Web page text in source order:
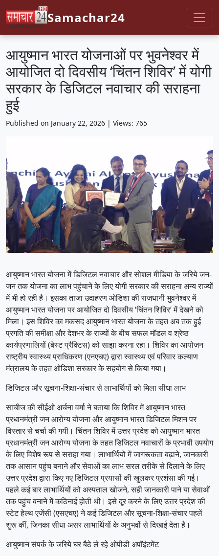
Samachar24
आयुष्मान भारत योजनाओं पर भुवनेश्वर में
आयोजित दो दिवसीय ‘चिंतन शिविर’ में योगी
सरकार के डिजिटल नवाचार की सराहना
हुई
Published on January 22, 2026 | Views: 765
आयुष्मान भारत योजना में डिजिटल नवाचार और सोशल मीडिया के जरिये जन-
जन तक योजना का लाभ पहुंचाने के लिए योगी सरकार की सराहना अन्य राज्यों
में भी हो रही है। इसका ताजा उदाहरण ओडिशा की राजधानी भुवनेश्वर में
आयुष्मान भारत योजना पर आयोजित दो दिवसीय ‘चिंतन शिविर’ में देखने को
मिला। इस शिविर का मकसद आयुष्मान भारत योजना के तहत अब तक हुई
प्रगति की समीक्षा और देशभर के राज्यों के बीच सफल मॉडल व श्रेष्ठ
कार्यप्रणालियों (बेस्ट प्रैक्टिस) को साझा करना रहा। शिविर का आयोजन
राष्ट्रीय स्वास्थ्य प्राधिकरण (एनएचए) द्वारा स्वास्थ्य एवं परिवार कल्याण
मंत्रालय के तहत ओडिशा सरकार के सहयोग से किया गया।
डिजिटल और सूचना-शिक्षा-संचार से लाभार्थियों को मिला सीधा लाभ
साचीज की सीईओ अर्चना वर्मा ने बताया कि शिविर में आयुष्मान भारत
प्रधानमंत्री जन आरोग्य योजना और आयुष्मान भारत डिजिटल मिशन पर
विस्तार से चर्चा की गयी। चिंतन शिविर में उत्तर प्रदेश को आयुष्मान भारत
प्रधानमंत्री जन आरोग्य योजना के तहत डिजिटल नवाचारों के प्रभावी उपयोग
के लिए विशेष रूप से सराहा गया। लाभार्थियों में जागरूकता बढ़ाने, जानकारी
तक आसान पहुंच बनाने और सेवाओं का लाभ सरल तरीके से दिलाने के लिए
उत्तर प्रदेश द्वारा किए गए डिजिटल प्रयासों की खुलकर प्रशंसा की गई।
पहले कई बार लाभार्थियों को अस्पताल खोजने, सही जानकारी पाने या सेवाओं
तक पहुंच बनाने में कठिनाई होती थी। इसे दूर करने के लिए उत्तर प्रदेश की
स्टेट हेल्थ एजेंसी (एसएचए) ने कई डिजिटल और सूचना-शिक्षा-संचार पहलें
शुरू कीं, जिनका सीधा असर लाभार्थियों के अनुभवों से दिखाई देता है।
आयुष्मान संपर्क के जरिये घर बैठे ले रहे ओपीडी अपॉइंटमेंट